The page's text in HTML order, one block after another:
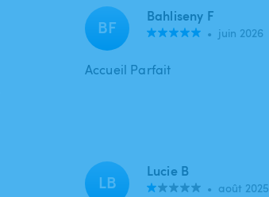
BF Bahliseny F
• juin 2026
Accueil Parfait
LB Lucie B
• août 2025